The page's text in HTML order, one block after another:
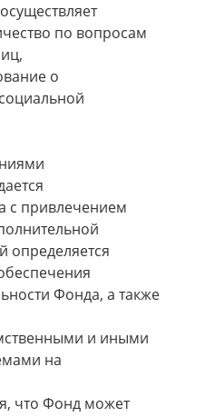
по вопросам
о
с привлечением
определяется
Фонда, а также
и иными
на
что Фонд может